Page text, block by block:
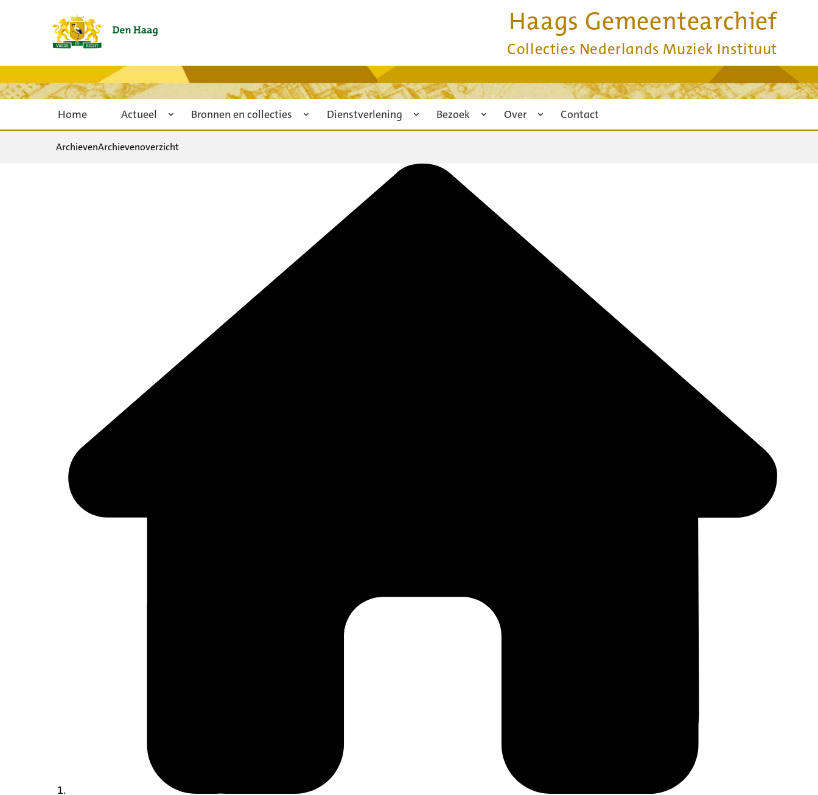
Haags Gemeentearchief
Collecties Nederlands Muziek Instituut
Home Actueel Bronnen en collecties Dienstverlening Bezoek Over Contact
ArchievenArchievenoverzicht